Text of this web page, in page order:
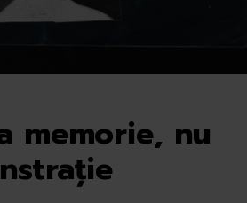
memorie, nu